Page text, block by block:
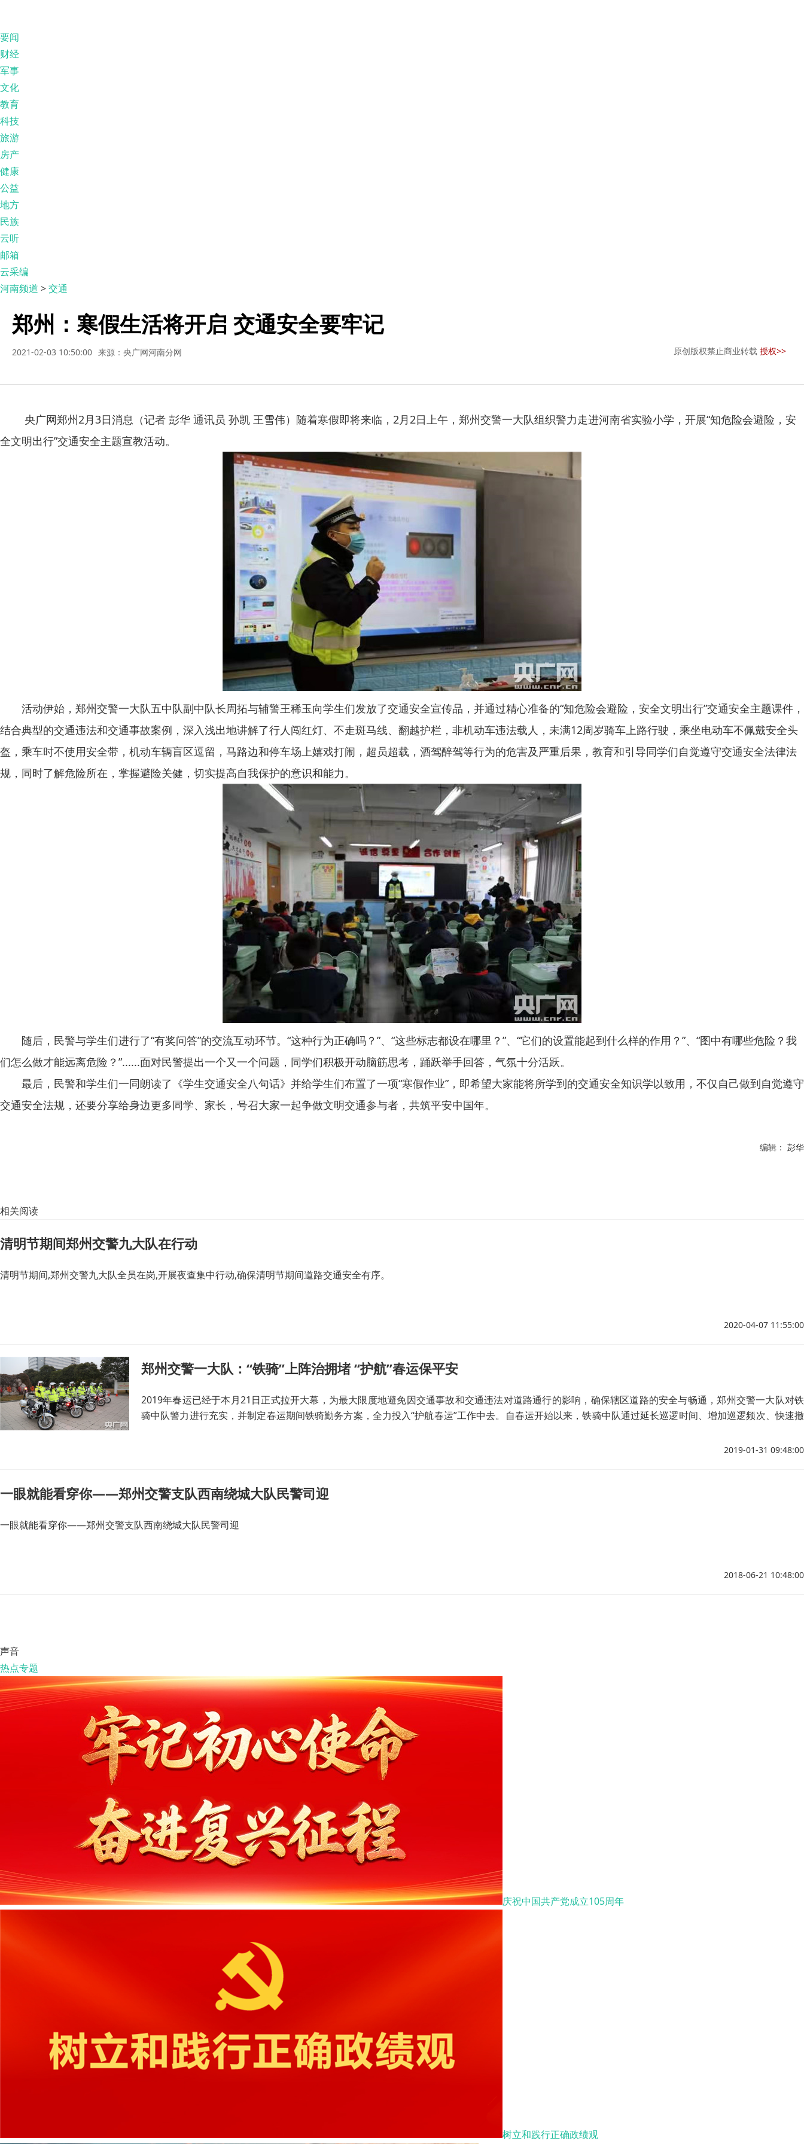
要闻
财经
军事
文化
教育
科技
旅游
房产
健康
公益
地方
民族
云听
邮箱
云采编
河南频道 >交通
郑州：寒假生活将开启 交通安全要牢记
2021-02-03 10:50:00 来源：央广网河南分网 原创版权禁止商业转载 授权>>
央广网郑州2月3日消息（记者 彭华 通讯员 孙凯 王雪伟）随着寒假即将来临，2月2日上午，郑州交警一大队组织警力走进河南省实验小学，开展“知危险会避险，安
全文明出行”交通安全主题宣教活动。
活动伊始，郑州交警一大队五中队副中队长周拓与辅警王稀玉向学生们发放了交通安全宣传品，并通过精心准备的“知危险会避险，安全文明出行”交通安全主题课件，
结合典型的交通违法和交通事故案例，深入浅出地讲解了行人闯红灯、不走斑马线、翻越护栏，非机动车违法载人，未满12周岁骑车上路行驶，乘坐电动车不佩戴安全头
盔，乘车时不使用安全带，机动车辆盲区逗留，马路边和停车场上嬉戏打闹，超员超载，酒驾醉驾等行为的危害及严重后果，教育和引导同学们自觉遵守交通安全法律法
规，同时了解危险所在，掌握避险关健，切实提高自我保护的意识和能力。
随后，民警与学生们进行了“有奖问答”的交流互动环节。“这种行为正确吗？”、“这些标志都设在哪里？”、“它们的设置能起到什么样的作用？”、“图中有哪些危险？我
们怎么做才能远离危险？”......面对民警提出一个又一个问题，同学们积极开动脑筋思考，踊跃举手回答，气氛十分活跃。
最后，民警和学生们一同朗读了《学生交通安全八句话》并给学生们布置了一项“寒假作业”，即希望大家能将所学到的交通安全知识学以致用，不仅自己做到自觉遵守
交通安全法规，还要分享给身边更多同学、家长，号召大家一起争做文明交通参与者，共筑平安中国年。
编辑： 彭华
相关阅读
清明节期间郑州交警九大队在行动
清明节期间,郑州交警九大队全员在岗,开展夜查集中行动,确保清明节期间道路交通安全有序。
2020-04-07 11:55:00
郑州交警一大队：“铁骑”上阵治拥堵 “护航”春运保平安
2019年春运已经于本月21日正式拉开大幕，为最大限度地避免因交通事故和交通违法对道路通行的影响，确保辖区道路的安全与畅通，郑州交警一大队对铁
骑中队警力进行充实，并制定春运期间铁骑勤务方案，全力投入“护航春运”工作中去。自春运开始以来，铁骑中队通过延长巡逻时间、增加巡逻频次、快速撤
2019-01-31 09:48:00
一眼就能看穿你——郑州交警支队西南绕城大队民警司迎
一眼就能看穿你——郑州交警支队西南绕城大队民警司迎
2018-06-21 10:48:00
声音
热点专题
庆祝中国共产党成立105周年
树立和践行正确政绩观